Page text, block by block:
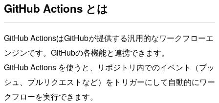
GitHub Actions とは
GitHub ActionsはGitHubが提供する汎用的なワークフローエ
ンジンです。GitHubの各機能と連携できます。
GitHub Actions を使うと、リポジトリ内でのイベント（プッ
シュ、プルリクエストなど）をトリガーにして自動的にワー
クフローを実行できます。